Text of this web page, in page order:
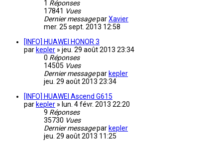
1 Réponses
17841 Vues
Dernier messageparXavier
mer. 25 sept. 2013 12:58
[INFO] HUAWEI HONOR 3
par kepler » jeu. 29 août 2013 23:34
0 Réponses
14505 Vues
Dernier messagepar kepler
jeu. 29 août 2013 23:34
[INFO] HUAWEI Ascend G615
par kepler » lun. 4 févr. 2013 22:20
9 Réponses
35730 Vues
Dernier messagepar kepler
jeu. 29 août 2013 11:25